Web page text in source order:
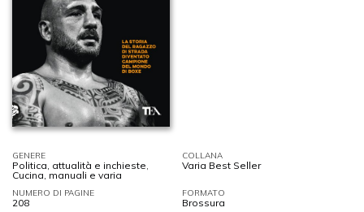
GENERE
Politica, attualità e inchieste
Cucina, manuali e varia
COLLANA
Varia Best Seller
NUMERO DI PAGINE
208
FORMATO
Brossura